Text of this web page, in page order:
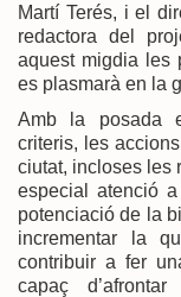
Martí Terés, i el
redactora del
aquest migdia les
es plasmarà en la
Amb la posada
criteris, les
ciutat, incloses les
especial atenció
potenciació de la
incrementar la
contribuir a fer
capaç